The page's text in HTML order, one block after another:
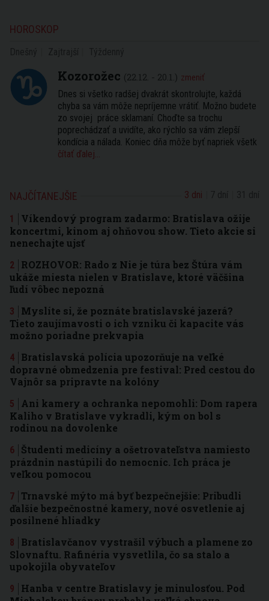
HOROSKOP
Kozorožec (22.12. - 20.1.) zmeniť
Dnes si všetko radšej dvakrát skontrolujte, každá
chyba sa vám môže nepríjemne vrátiť. Možno budete
zo svojej práce sklamaní. Choďte sa trochu
poprechádzať a uvidíte, ako rýchlo sa vám zlepší
kondícia a nálada. Koniec dňa môže byť napriek všetk
čítať ďalej...
NAJČÍTANEJŠIE 3 dni
Víkendový program zadarmo: Bratislava ožije
koncertmi, kinom aj ohňovou show. Tieto akcie si
nenechajte ujsť
ROZHOVOR: Rado z Nie je túra bez Štúra vám
ukáže miesta nielen v Bratislave, ktoré väčšina
ľudí vôbec nepozná
Myslíte si, že poznáte bratislavské jazerá?
Tieto zaujímavosti o ich vzniku či kapacite vás
možno poriadne prekvapia
Bratislavská polícia upozorňuje na veľké
dopravné obmedzenia pre festival: Pred cestou do
Vajnôr sa pripravte na kolóny
Ani kamery a ochranka nepomohli: Dom rapera
Kaliho v Bratislave vykradli, kým on bol s
rodinou na dovolenke
Študenti medicíny a ošetrovateľstva namiesto
prázdnin nastúpili do nemocníc. Ich práca je
veľkou pomocou
Trnavské mýto má byť bezpečnejšie: Pribudli
ďalšie bezpečnostné kamery, nové osvetlenie aj
posilnené hliadky
Bratislavčanov vystrašil výbuch a plamene zo
Slovnaftu. Rafinéria vysvetlila, čo sa stalo a
upokojila obyvateľov
Hanba v centre Bratislavy je minulosťou. Pod